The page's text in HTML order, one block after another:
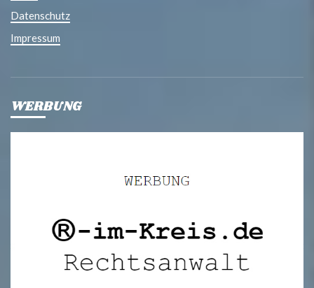
Datenschutz
Impressum
WERBUNG